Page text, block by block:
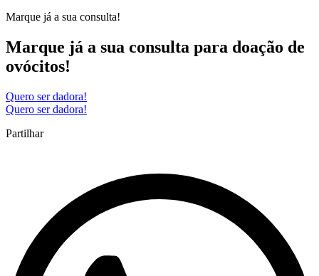
Marque já a sua consulta!
Marque já a sua consulta para doação de
ovócitos!
Quero ser dadora!
Quero ser dadora!
Partilhar